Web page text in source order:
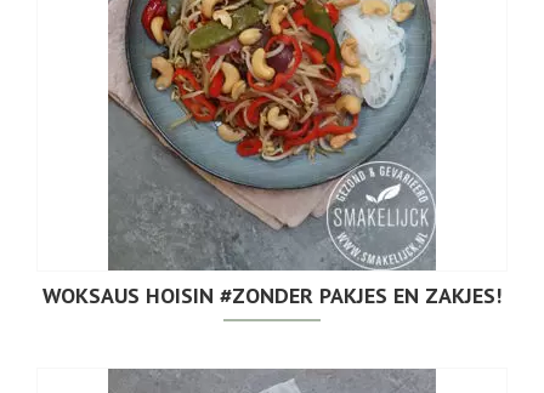
WOKSAUS HOISIN #ZONDER PAKJES EN ZAKJES!